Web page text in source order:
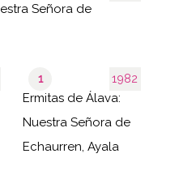
Señora de
1982
1
Ermitas de Álava:
Nuestra Señora de
Echaurren, Ayala